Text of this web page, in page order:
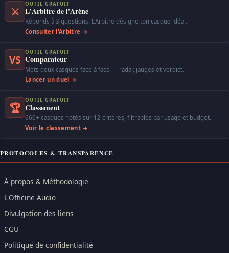
⚔
OUTIL GRATUIT
L'Arbitre de l'Arène
Réponds à 3 questions. L'Arbitre désigne ton casque idéal.
Consulter l'Arbitre →
VS
OUTIL GRATUIT
Comparateur
Mets deux casques face à face — radar, jauges et verdict.
Lancer un duel →
🏆
OUTIL GRATUIT
Classement
660+ casques notés sur 12 critères, filtrables par usage et budget.
Voir le classement →
PROTOCOLES & TRANSPARENCE
À propos & Méthodologie
L'Officine Audio
Divulgation des liens
CGU
Politique de confidentialité